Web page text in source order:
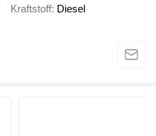
Kraftstoff Diesel